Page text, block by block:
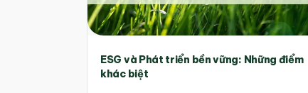
ESG và Phát triển bền vững: Những điểm
khác biệt